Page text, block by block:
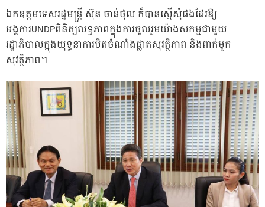
ឯកឧត្តមទេសរដ្ឋមន្រ្តី ស៊ុន ចាន់ថុល ក៏បានស្នើសុំផងដែរឱ្យ
អង្គការUNDPពិនិត្យលទ្ធភាពក្នុងការចូលរួមយ៉ាងសកម្មជាមួយ
រដ្ឋាភិបាលក្នុងយុទ្ធនាការបិតចំណាំងផ្លាតសុវត្ថិភាព និងពាក់មួក
សុវត្ថិភាព។